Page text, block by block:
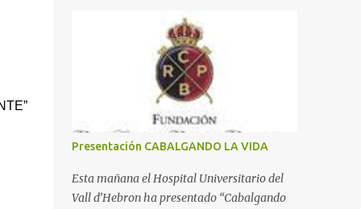
Presentación CABALGANDO LA VIDA
Esta mañana el Hospital Universitario del
Vall d’Hebron ha presentado “Cabalgando